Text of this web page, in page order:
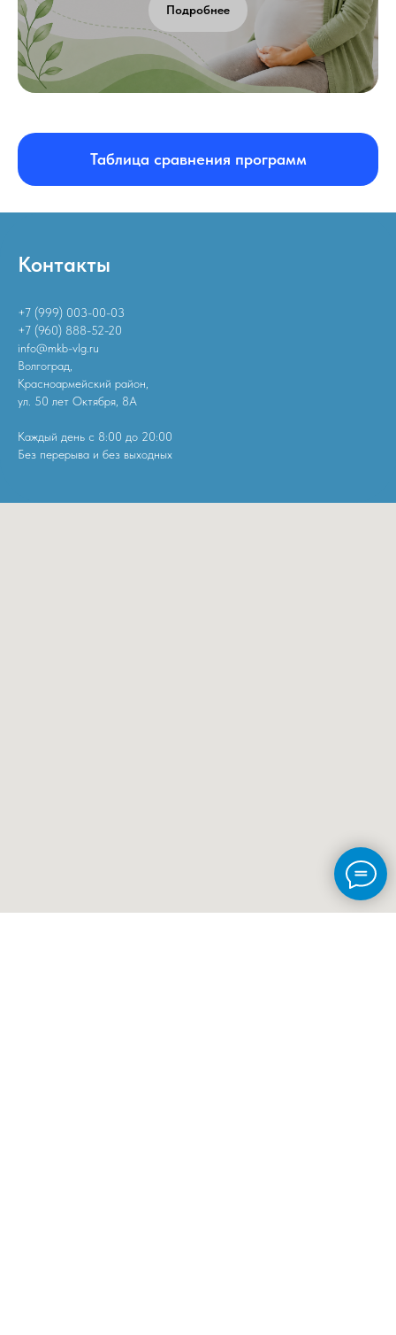
Подробнее
Таблица сравнения программ
Контакты
+7 (999) 003-00-03
+7 (960) 888-52-20
info@mkb-vlg.ru
Волгоград,
Красноармейский район,
ул. 50 лет Октября, 8А
Каждый день с 8:00 до 20:00
Без перерыва и без выходных